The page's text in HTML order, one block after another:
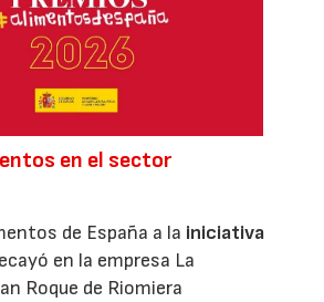
en el sector
de España a la iniciativa
en la empresa La
Roque de Riomiera